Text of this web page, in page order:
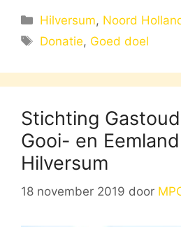
Categorieën
Hilversum, Noord
Tags
Donatie, Goed doel
Stichting
Gooi- en
Hilversum
18 november 2019 door